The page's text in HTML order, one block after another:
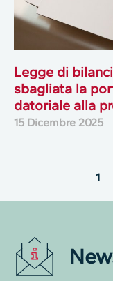
Legge di
sbagliata la
datoriale alla
15 Dicembre 2025
1